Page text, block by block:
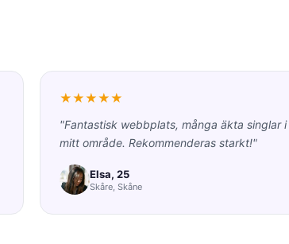
★★★★★
"Fantastisk webbplats, många äkta singlar i
mitt område. Rekommenderas starkt!"
Elsa, 25
Skåre, Skåne